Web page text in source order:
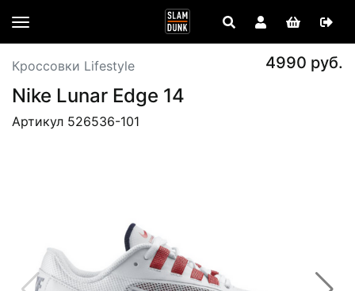
Кроссовки Lifestyle 4990 руб.
Nike Lunar Edge 14
Артикул 526536-101